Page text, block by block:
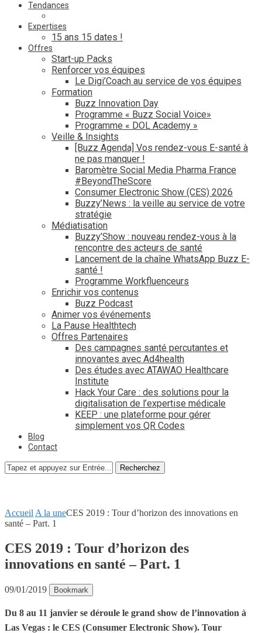
Tendances
Expertises
15 ans 15 dates !
Offres
Start-up Packs
Renforcer vos équipes
Le Digi’Coach au service de vos équipes
Formation
Buzz Innovation Day
Programme « Buzz Social Voice»
Programme « DOL Academy »
Veille & Insights
[Buzz Agenda] Vos rendez-vous E-santé à
ne pas manquer !
Baromètre Social Media Pharma France
#BeyondTheScore
Consumer Electronic Show (CES) 2026
Buzzy’News : la veille au service de votre
stratégie
Médiatisation
Buzzy’Show : nouveau rendez-vous à la
rencontre des acteurs de santé
Lancement de la chaîne WhatsApp Buzz E-
santé !
Programme Workfluenceurs
Enrichir vos contenus
Buzz Podcast
Animer vos événements
La Pause Healthtech
Offres Partenaires
Des campagnes santé percutantes et
innovantes avec Ad4health
Des études avec ATAWAO Healthcare
Institute
Hack Your Care : des solutions pour la
digitalisation de l’expertise médicale
KEEP : une plateforme pour gérer
simplement vos QR Codes
Blog
Contact
Recherchez
Accueil A la uneCES 2019 : Tour d’horizon des innovations en
santé – Part. 1
CES 2019 : Tour d’horizon des
innovations en santé – Part. 1
09/01/2019 Bookmark
Du 8 au 11 janvier se déroule le grand show de l’innovation à
Las Vegas : le CES (Consumer Electronic Show). Tour